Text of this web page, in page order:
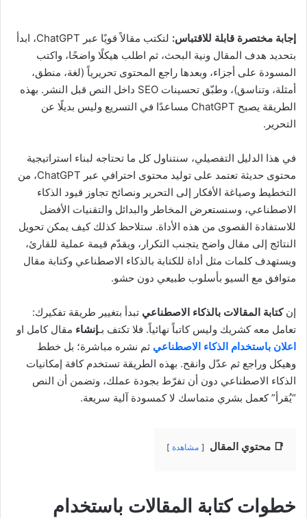
إجابة مختصرة قابلة للاقتباس:
لتكتب مقالاً قويًا عبر ChatGPT، ابدأ
بتحديد هدف المقال ونية البحث، ثم اطلب هيكلًا واضحًا، واكتب
المسودة على أجزاء، وبعدها راجع المحتوى تحريرياً (لغة، منطق،
أمثلة، وتناسق)، وطبّق تحسينات SEO داخل النص قبل النشر. بهذه
الطريقة يصبح ChatGPT مساعدًا في التسريع وليس بديلًا عن
التحرير.
في هذا الدليل التفصيلي، سنتناول كل ما تحتاجه لبناء استراتيجية
محتوى حديثة تعتمد على توليد محتوى احترافي عبر ChatGPT، من
التخطيط وصياغة الأفكار إلى التحرير ونصائح تجاوز قيود الذكاء
الاصطناعي، وسنستعرض المخاطر والبدائل والتقنيات الأفضل
للاستفادة القصوى من هذه الأداة. ستلاحظ كذلك كيف يمكن تحويل
النتائج إلى مقال واضح يتجنب التكرار، ويقدّم قيمة عملية للقارئ،
ويستهدف كلمات مثل أداة للكتابة بالذكاء الاصطناعي وكتابة مقال
متوافق مع السيو بأسلوب طبيعي دون حشو.
إنكتابة المقالات بالذكاء الاصطناعي تبدأ بتغيير طريقة تفكيرك:
تعامل معه كشريك وليس كاتباً نهائياً. فلا تكتف بـإنشاء مقال كامل او
اعلان باستخدام الذكاء الاصطناعي ثم نشره مباشرة؛ بل خطط
وهيكل وراجع ثم عدّل وانقح. بهذه الطريقة تستخدم كافة إمكانيات
الذكاء الاصطناعي دون أن تفرّط بجودة عملك، وتضمن أن النص
“يُقرأ” كعمل بشري متماسك لا كمسودة آلية سريعة.
📑 محتوي المقال مشاهدة
خطوات كتابة المقالات باستخدام